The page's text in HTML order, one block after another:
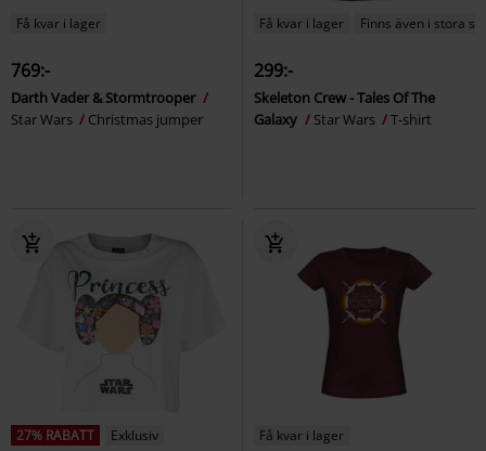
Få kvar i lager
769:-
Darth Vader & Stormtrooper
Star Wars
Christmas jumper
Få kvar i lager Finns även i stora
299:-
Skeleton Crew - Tales Of The
Galaxy
Star Wars T-shirt
27% RABATT
Exklusiv
Få kvar i lager